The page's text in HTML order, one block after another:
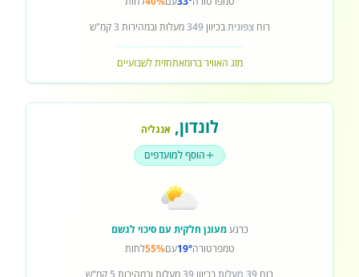
רוחצפוניתבכיוון349מעלות ובמהירות 3קמ"ש
מזג האוויר ברומאתחזית לשבועיים
לונדון, אנגליה
הוסף למועדפים
כרגעמעונן חלקית עם סיכוי לגשם
טמפרטורה19°עם55%לחות
רוח 39 מעלות בכיוון39מעלות ובמהירות 5 קמ"ש